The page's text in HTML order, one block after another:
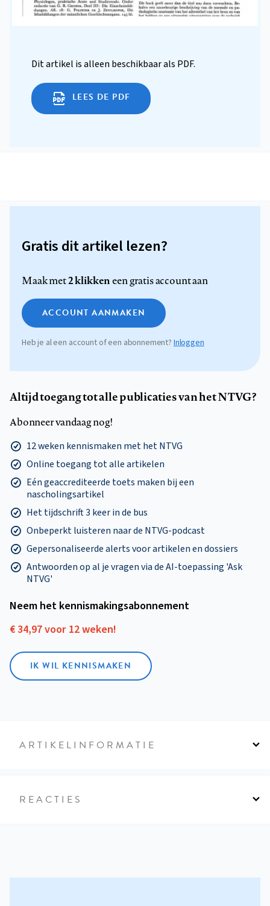
Dit artikel is alleen beschikbaar als PDF.
LEES DE PDF
Gratis dit artikel lezen?
Maak met2 klikkeneen gratis account aan
ACCOUNT AANMAKEN
Heb je al een account of een abonnement? Inloggen
Altijd toegang tot alle publicaties van het NTVG?
Abonneer vandaag nog!
12 weken kennismaken met het NTVG
Online toegang tot alle artikelen
Eén geaccrediteerde toets maken bij een
nascholingsartikel
Het tijdschrift 3 keer in de bus
Onbeperkt luisteren naar de NTVG-podcast
Gepersonaliseerde alerts voor artikelen en dossiers
Antwoorden op al je vragen via de AI-toepassing 'Ask
NTVG'
Neem het kennismakings­abonnement
€ 34,97 voor 12 weken!
IK WIL KENNISMAKEN
ARTIKELINFORMATIE
REACTIES